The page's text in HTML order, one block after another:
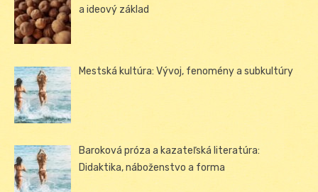
a ideový základ
Mestská kultúra: Vývoj, fenomény a subkultúry
Baroková próza a kazateľská literatúra:
Didaktika, náboženstvo a forma